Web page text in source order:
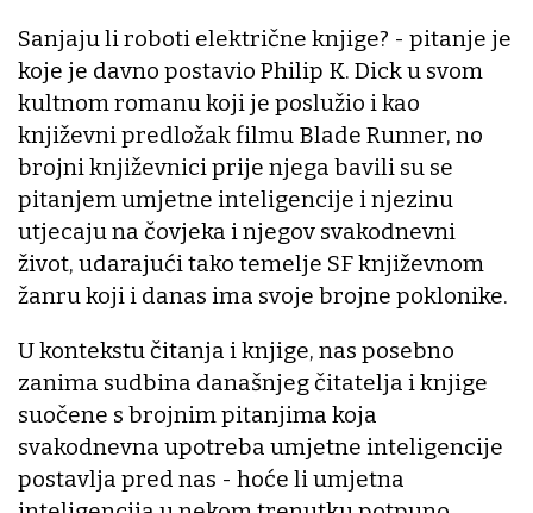
Sanjaju li roboti električne knjige? - pitanje je
koje je davno postavio Philip K. Dick u svom
kultnom romanu koji je poslužio i kao
književni predložak filmu Blade Runner, no
brojni književnici prije njega bavili su se
pitanjem umjetne inteligencije i njezinu
utjecaju na čovjeka i njegov svakodnevni
život, udarajući tako temelje SF književnom
žanru koji i danas ima svoje brojne poklonike.
U kontekstu čitanja i knjige, nas posebno
zanima sudbina današnjeg čitatelja i knjige
suočene s brojnim pitanjima koja
svakodnevna upotreba umjetne inteligencije
postavlja pred nas - hoće li umjetna